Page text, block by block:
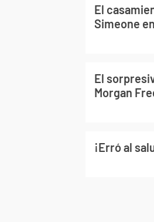
El
Simeone
El
Morgan
¡Erró al